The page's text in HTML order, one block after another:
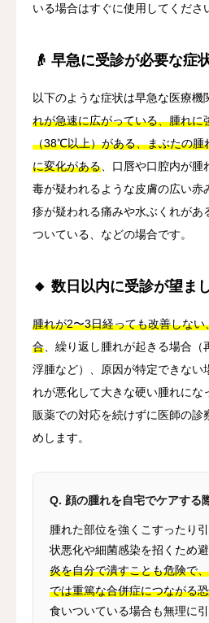
いる場合はすぐに使用してくださ
👴 早急に受診が必要な症
以下のような症状は早急な医療機
れが急速に広がっている、腫れに
（38℃以上）がある、まぶたの腫
に変化がある 、口唇や口腔内が
毒が疑われるような皮膚の広い赤
疹が疑われる痛みや水ぶくれがあ
ついている、などの場合です。
🔸 数日以内に受診が望ま
腫れが2〜3日経っても改善しな
合 、繰り返し腫れが起きる場合
浮腫など）、原因が特定できない
れが悪化して大きな硬い腫れにな
販薬での対応を続けずに医師の診
めします。
Q. 顔の腫れを自宅でケアする
腫れた部位を強くこすったり
状悪化や細菌感染を招くため避
炎を自分で潰すことも危険で
では重篤な合併症につながる
食いついている場合も無理に